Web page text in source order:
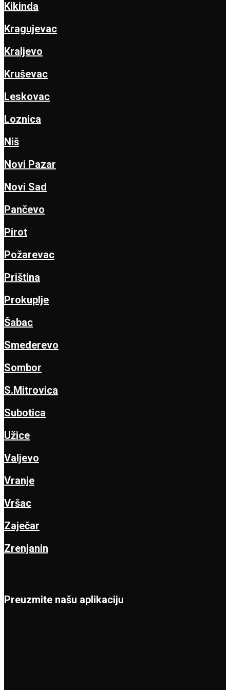
Kikinda
Kragujevac
Kraljevo
Kruševac
Leskovac
Loznica
Niš
Novi Pazar
Novi Sad
Pančevo
Pirot
Požarevac
Priština
Prokuplje
Šabac
Smederevo
Sombor
S.Mitrovica
Subotica
Užice
Valjevo
Vranje
Vršac
Zaječar
Zrenjanin
Preuzmite našu aplikaciju